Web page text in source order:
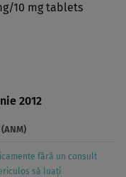
10 mg tablets
2012
fără un consult
să luați